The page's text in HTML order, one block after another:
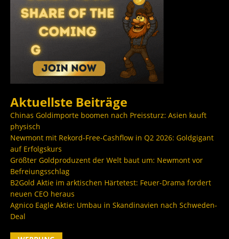
Aktuellste Beiträge
Chinas Goldimporte boomen nach Preissturz: Asien kauft
physisch
Newmont mit Rekord-Free-Cashflow in Q2 2026: Goldgigant
auf Erfolgskurs
Größter Goldproduzent der Welt baut um: Newmont vor
Befreiungsschlag
B2Gold Aktie im arktischen Härtetest: Feuer-Drama fordert
neuen CEO heraus
Agnico Eagle Aktie: Umbau in Skandinavien nach Schweden-
Deal